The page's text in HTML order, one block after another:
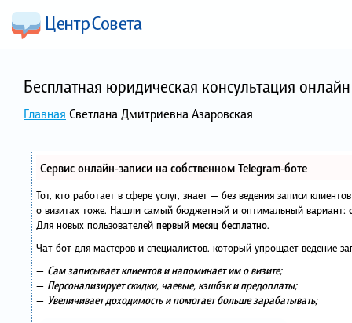
Бесплатная юридическая консультация
Главная Светлана Дмитриевна Азаровская
Сервис онлайн-записи на собственном Telegram-боте
Тот, кто работает в сфере услуг, знает — без ведения записи
о визитах тоже. Нашли самый бюджетный и оптимальный вариант:
Для новых пользователей первый месяц бесплатно.
Чат-бот для мастеров и специалистов, который упрощает ведение
— Сам записывает клиентов и напоминает им о визите;
— Персонализирует скидки, чаевые, кэшбэк и предоплаты;
— Увеличивает доходимость и помогает больше зарабатывать;